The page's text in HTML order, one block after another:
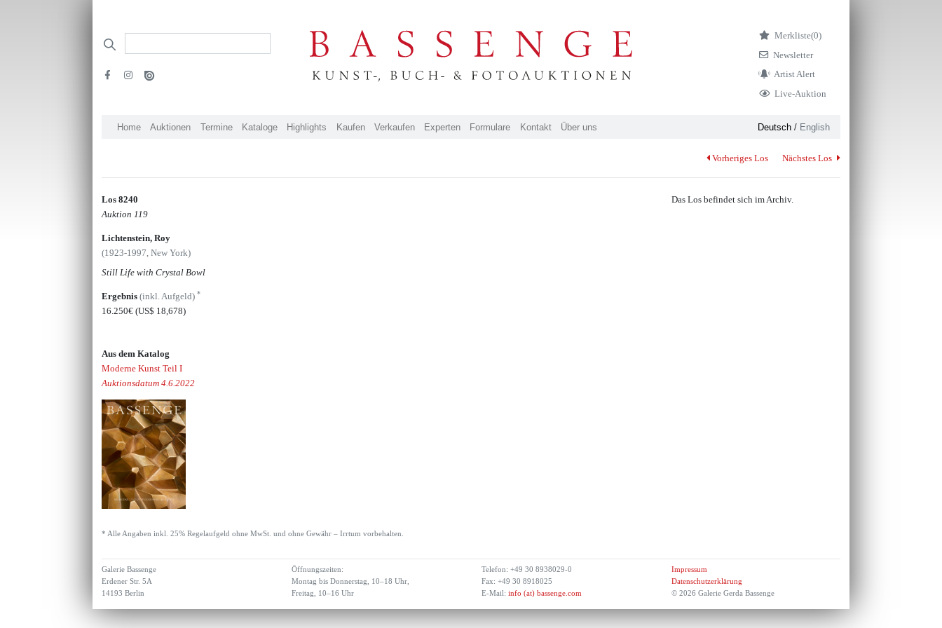
Merkliste(0)
Newsletter
Artist Alert
Live-Auktion
Home Auktionen Termine Kataloge Highlights Kaufen Verkaufen Experten Formulare Kontakt Über uns Deutsch/ English
Vorheriges Los Nächstes Los
Los 8240
Auktion 119
Lichtenstein, Roy
(1923-1997, New York)
Still Life with Crystal Bowl
Ergebnis(inkl. Aufgeld)*
16.250€(US$ 18,678)
Aus dem Katalog
Moderne Kunst Teil I
Auktionsdatum 4.6.2022
Das Los befindet sich im Archiv.
* Alle Angaben inkl. 25% Regelaufgeld ohne MwSt. und ohne Gewähr – Irrtum vorbehalten.
Galerie Bassenge
Erdener Str. 5A
14193 Berlin
Öffnungszeiten:
Montag bis Donnerstag, 10–18 Uhr,
Freitag, 10–16 Uhr
Telefon: +49 30 8938029-0
Fax: +49 30 8918025
E-Mail: info (at) bassenge.com
Impressum
Datenschutzerklärung
© 2026 Galerie Gerda Bassenge